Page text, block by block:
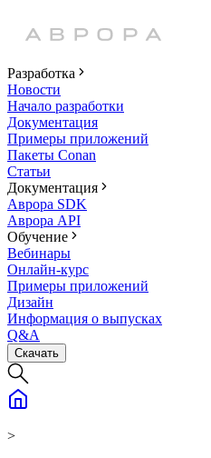
Разработка
Новости
Начало разработки
Документация
Примеры приложений
Пакеты Conan
Статьи
Документация
Аврора SDK
Аврора API
Обучение
Вебинары
Онлайн-курс
Примеры приложений
Дизайн
Информация о выпусках
Q&A
Скачать
>